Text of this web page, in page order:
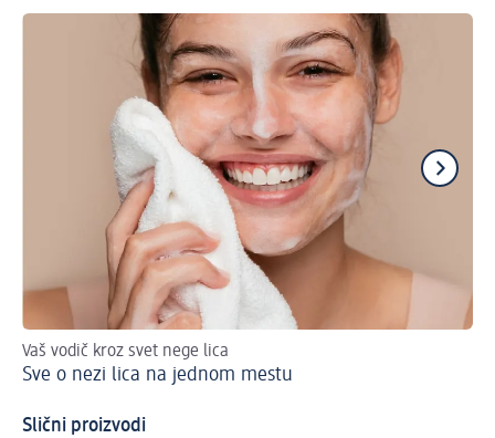
Vaš vodič kroz svet nege lica
Sve o nezi lica na jednom mestu
Slični proizvodi